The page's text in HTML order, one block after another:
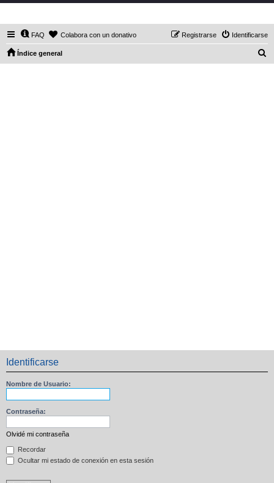
FAQ Colabora con un donativo Identificarse
Registrarse
Índice general
Identificarse
Nombre de Usuario:
Contraseña:
Olvidé mi contraseña
Recordar
Ocultar mi estado de conexión en esta sesión